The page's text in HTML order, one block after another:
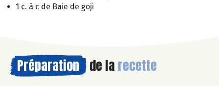
1 c. à c de Baie de goji
Préparation de la recette